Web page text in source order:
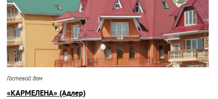
Гостевой дом
«КАРМЕЛЕНА» (Адлер)